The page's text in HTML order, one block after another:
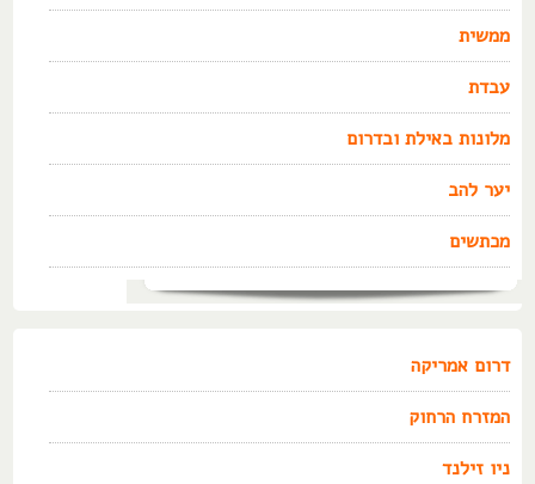
ממשית
עבדת
מלונות באילת ובדרום
יער להב
מכתשים
דרום אמריקה
המזרח הרחוק
ניו זילנד